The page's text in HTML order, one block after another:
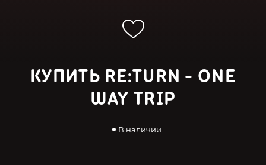
КУПИТЬ RE:TURN - ONE
WAY TRIP
В наличии